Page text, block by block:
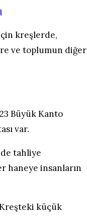
kreşlerde,
ve toplumun diğer
Büyük Kanto
var.
tahliye
haneye insanların
küçük